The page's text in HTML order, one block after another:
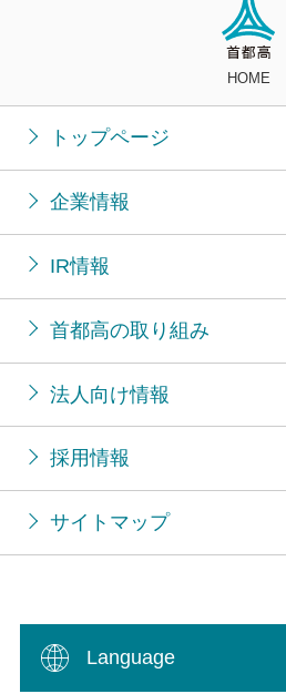
HOME
トップページ
企業情報
IR情報
首都高の取り組み
法人向け情報
採用情報
サイトマップ
Language